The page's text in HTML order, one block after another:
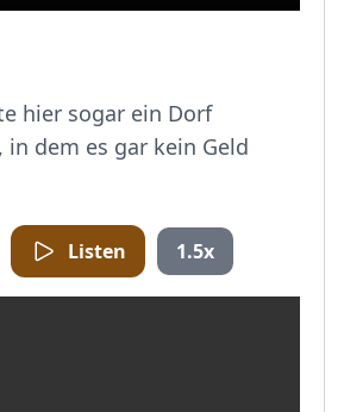
hier sogar ein Dorf
in dem es gar kein Geld
Listen 1.5x